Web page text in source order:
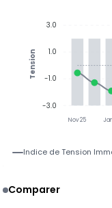
Nov 25
3.0
1.0
-1.0
-3.0
Tension
Indice de Tension
Comparer